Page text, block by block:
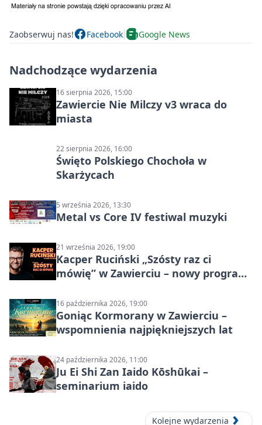
Zaobserwuj nas! Facebook Google News
Nadchodzące wydarzenia
16 sierpnia 2026, 15:00
Zawiercie Nie Milczy v3 wraca do
miasta
22 sierpnia 2026, 16:00
Święto Polskiego Chochoła w
Skarżycach
5 września 2026, 13:30
Metal vs Core IV festiwal muzyki
21 września 2026, 19:00
Kacper Ruciński „Szósty raz ci
mówię” w Zawierciu – nowy program
16 października 2026, 19:00
Goniąc Kormorany w Zawierciu –
wspomnienia najpiękniejszych lat
24 października 2026, 11:00
Ju Ei Shi Zan Iaido Kōshūkai –
seminarium iaido
Kolejne wydarzenia